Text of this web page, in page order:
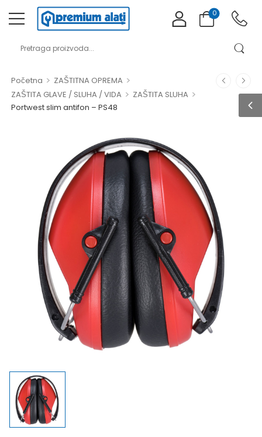
0
Početna > ZAŠTITNA OPREMA >
ZAŠTITA GLAVE / SLUHA / VIDA > ZAŠTITA SLUHA >
Portwest slim antifon – PS48